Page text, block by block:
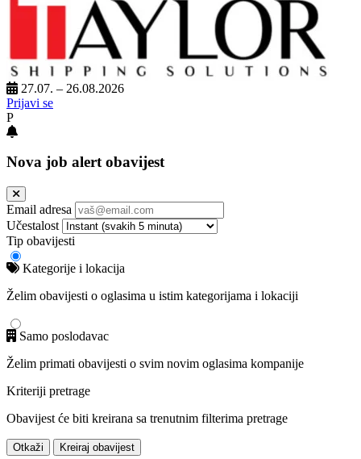
27.07. – 26.08.2026
Prijavi se
P
Nova job alert obavijest
Email adresa
Učestalost
Tip obavijesti
Kategorije i lokacija
Želim obavijesti o oglasima u istim kategorijama i lokaciji
Samo poslodavac
Želim primati obavijesti o svim novim oglasima kompanije
Kriteriji pretrage
Obavijest će biti kreirana sa trenutnim filterima pretrage
Otkaži Kreiraj obavijest